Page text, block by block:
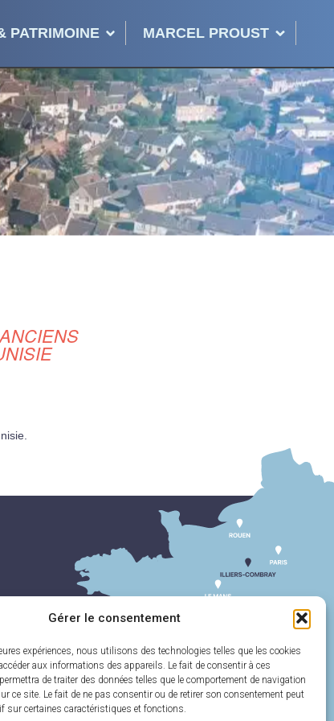
Gérer le consentement
expériences, nous utilisons des technologies telles que les cookies
aux informations des appareils. Le fait de consentir à ces
de traiter des données telles que le comportement de navigation
ce site. Le fait de ne pas consentir ou de retirer son consentement peut
sur certaines caractéristiques et fonctions.
PATRIMOINE MARCEL PROUST